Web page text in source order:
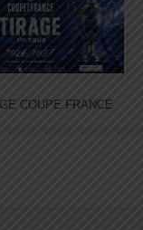
COUPE FRANCE